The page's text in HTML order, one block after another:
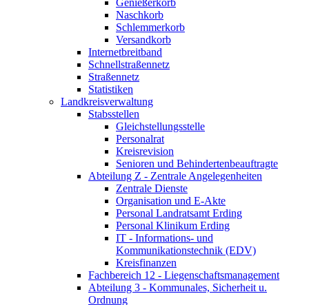
Genießerkorb
Naschkorb
Schlemmerkorb
Versandkorb
Internetbreitband
Schnellstraßennetz
Straßennetz
Statistiken
Landkreisverwaltung
Stabsstellen
Gleichstellungsstelle
Personalrat
Kreisrevision
Senioren und Behindertenbeauftragte
Abteilung Z - Zentrale Angelegenheiten
Zentrale Dienste
Organisation und E-Akte
Personal Landratsamt Erding
Personal Klinikum Erding
IT - Informations- und
Kommunikationstechnik (EDV)
Kreisfinanzen
Fachbereich 12 - Liegenschaftsmanagement
Abteilung 3 - Kommunales, Sicherheit u.
Ordnung